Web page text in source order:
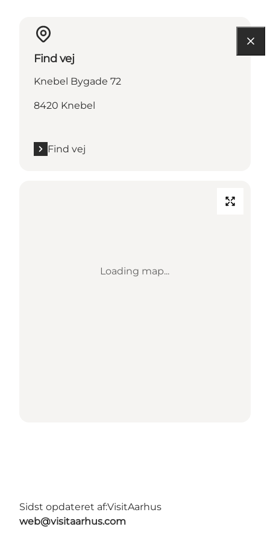
Find vej
Knebel Bygade 72
8420 Knebel
Find vej
Loading map...
Sidst opdateret af:VisitAarhus
web@visitaarhus.com